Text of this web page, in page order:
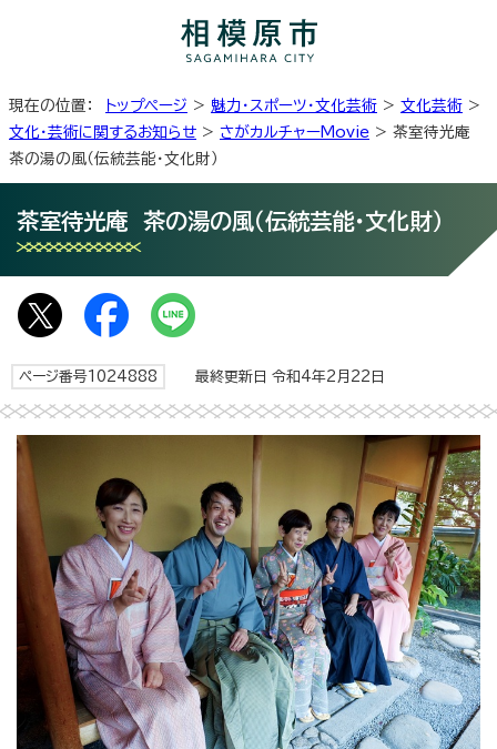
現在の位置： トップページ > 魅力・スポーツ・文化芸術 > 文化芸術 >
文化・芸術に関するお知らせ > さがカルチャーMovie > 茶室待光庵
茶の湯の風（伝統芸能・文化財）
茶室待光庵 茶の湯の風（伝統芸能・文化財）
ページ番号1024888 最終更新日 令和4年2月22日